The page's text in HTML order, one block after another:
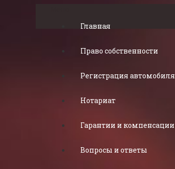
Главная
Право собственности
Регистрация автомобиля
Нотариат
Гарантии и компенсации
Вопросы и ответы